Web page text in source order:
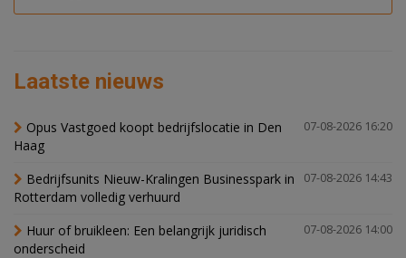
Laatste nieuws
07-08-2026 16:20
Opus Vastgoed koopt bedrijfslocatie in Den
Haag
07-08-2026 14:43
Bedrijfsunits Nieuw-Kralingen Businesspark in
Rotterdam volledig verhuurd
07-08-2026 14:00
Huur of bruikleen: Een belangrijk juridisch
onderscheid